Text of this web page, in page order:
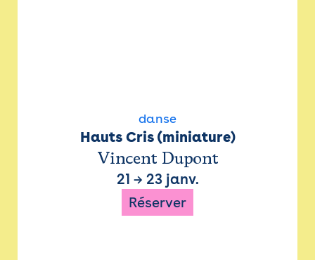
danse
Hauts Cris (miniature)
Vincent Dupont
21 → 23 janv.
Réserver